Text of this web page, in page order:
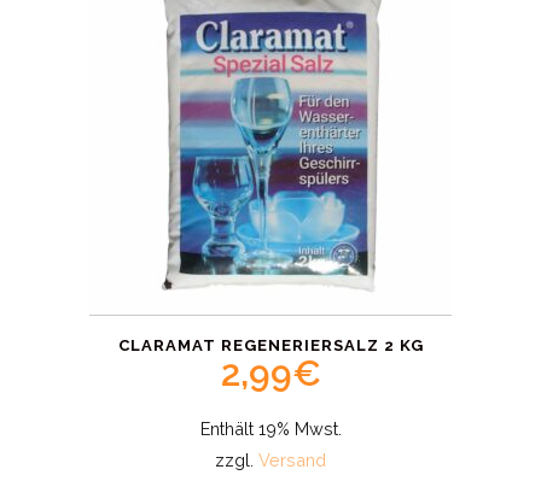
CLARAMAT REGENERIERSALZ 2 KG
2,99€
Enthält 19% Mwst.
zzgl. Versand